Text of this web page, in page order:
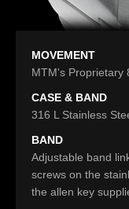
MOVEMENT
MTM's Proprietary
CASE & BAND
316 L Stainless
BAND
Adjustable band
screws on the
the allen key